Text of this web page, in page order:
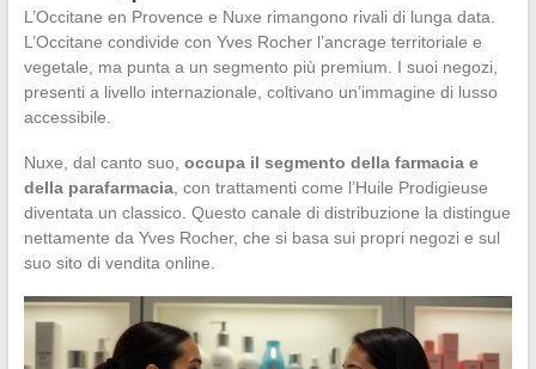
L’Occitane en Provence e Nuxe rimangono rivali di lunga data.
L’Occitane condivide con Yves Rocher l’ancrage territoriale e
vegetale, ma punta a un segmento più premium. I suoi negozi,
presenti a livello internazionale, coltivano un’immagine di lusso
accessibile.
Nuxe, dal canto suo, occupa il segmento della farmacia e
della parafarmacia, con trattamenti come l’Huile Prodigieuse
diventata un classico. Questo canale di distribuzione la distingue
nettamente da Yves Rocher, che si basa sui propri negozi e sul
suo sito di vendita online.